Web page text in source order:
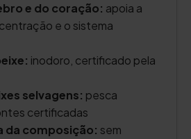
e do coração: apoia a
e o sistema
inodoro, certificado pela
selvagens: pesca
certificadas
da composição: sem